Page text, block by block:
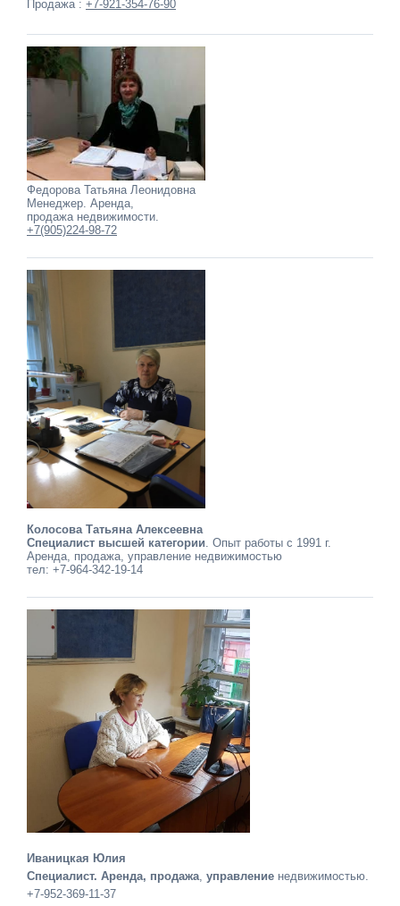
Продажа : +7-921-354-76-90
Федорова Татьяна Леонидовна
Менеджер. Аренда,
продажа недвижимости.
+7(905)224-98-72
Колосова Татьяна Алексеевна
Специалист высшей категории. Опыт работы с 1991 г.
Аренда, продажа, управление недвижимостью
тел: +7-964-342-19-14
Иваницкая Юлия
Специалист. Аренда, продажа, управление недвижимостью.
+7-952-369-11-37